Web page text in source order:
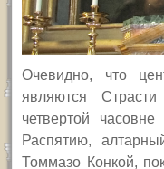
Очевидно, что
являются
четвертой часовне
Распятию,
Томмазо Конкой,